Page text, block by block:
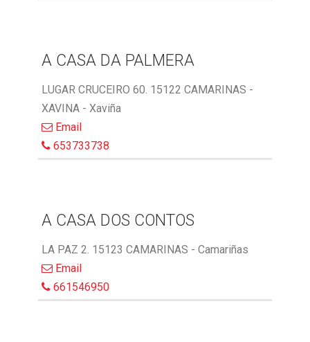
A CASA DA PALMERA
LUGAR CRUCEIRO 60. 15122 CAMARINAS -
XAVINA - Xaviña
Email
653733738
A CASA DOS CONTOS
LA PAZ 2. 15123 CAMARINAS - Camariñas
Email
661546950